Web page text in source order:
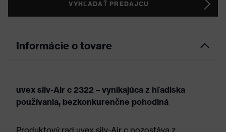
VYHĽADAŤ PREDAJCU
Informácie o tovare
uvex silv-Air c 2322 – vynikajúca z hľadiska
používania, bezkonkurenčne pohodlná
Produktový rad uvex silv-Air c pozostáva z